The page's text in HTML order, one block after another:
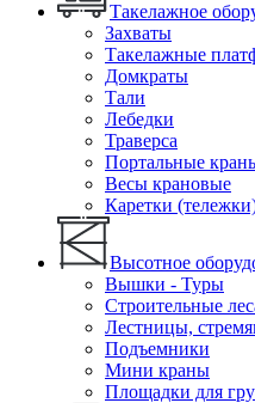
Такелажное
Захваты
Такелажные
Домкраты
Тали
Лебедки
Траверса
Портальные
Весы крановые
Каретки
Высотное
Вышки - Туры
Строительные
Лестницы,
Подъемники
Мини краны
Площадки для